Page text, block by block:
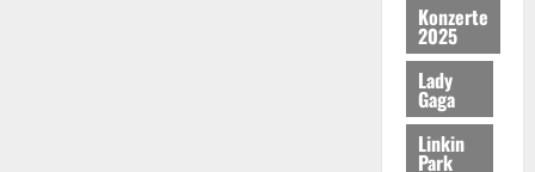
Konzerte
2025
Lady
Gaga
Linkin
Park